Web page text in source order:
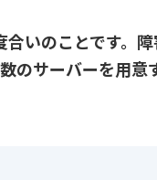
いのことです。
のサーバーを用